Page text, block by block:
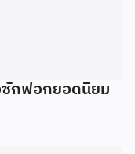
ซักฟอกยอดนิยม